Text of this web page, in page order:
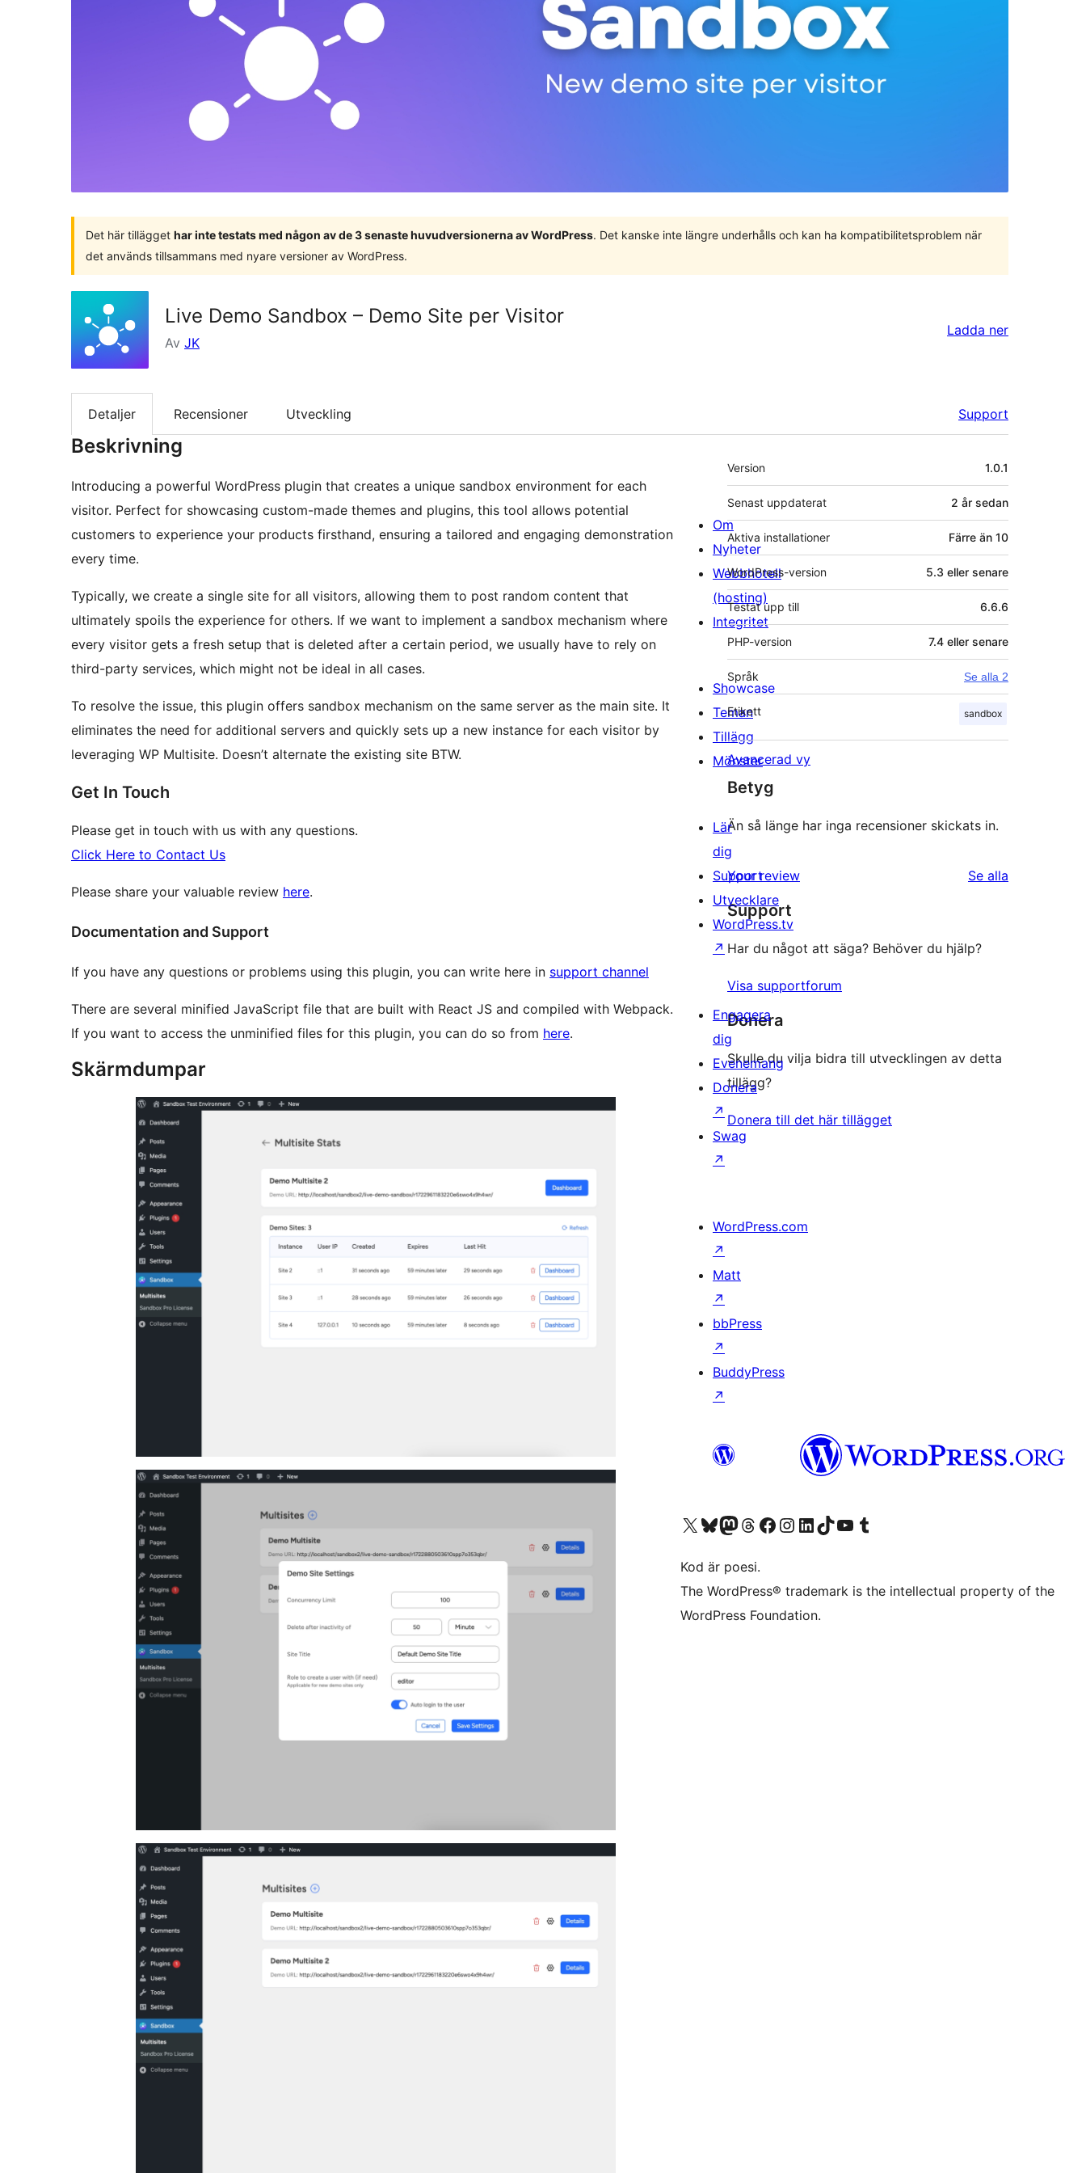
Det här tillägget har inte testats med någon av de 3 senaste huvudversionerna av WordPress. Det kanske inte längre underhålls och kan ha kompatibilitetsproblem när
det används tillsammans med nyare versioner av WordPress.
Live Demo Sandbox – Demo Site per Visitor
Av JK
Ladda ner
Detaljer Recensioner Utveckling Support
Beskrivning
Introducing a powerful WordPress plugin that creates a unique sandbox environment for each
visitor. Perfect for showcasing custom-made themes and plugins, this tool allows potential
customers to experience your products firsthand, ensuring a tailored and engaging demonstration
every time.
Typically, we create a single site for all visitors, allowing them to post random content that
ultimately spoils the experience for others. If we want to implement a sandbox mechanism where
every visitor gets a fresh setup that is deleted after a certain period, we usually have to rely on
third-party services, which might not be ideal in all cases.
To resolve the issue, this plugin offers sandbox mechanism on the same server as the main site. It
eliminates the need for additional servers and quickly sets up a new instance for each visitor by
leveraging WP Multisite. Doesn’t alternate the existing site BTW.
Get In Touch
Please get in touch with us with any questions.
Click Here to Contact Us
Please share your valuable review here.
Documentation and Support
If you have any questions or problems using this plugin, you can write here in support channel
There are several minified JavaScript file that are built with React JS and compiled with Webpack.
If you want to access the unminified files for this plugin, you can do so from here.
Skärmdumpar
Meta
Version 1.0.1
Senast uppdaterat 2 år sedan
Aktiva installationer Färre än 10
WordPress-version 5.3 eller senare
Testat upp till 6.6.6
PHP-version 7.4 eller senare
Språk Se alla 2
Etikett sandbox
Avancerad vy
Betyg
Än så länge har inga recensioner skickats in.
Your review Se alla
Support
Har du något att säga? Behöver du hjälp?
Visa supportforum
Donera
Skulle du vilja bidra till utvecklingen av detta
tillägg?
Donera till det här tillägget
Om
Nyheter
Webbhotell
(hosting)
Integritet
Showcase
Teman
Tillägg
Mönster
Lär
dig
Support
Utvecklare
WordPress.tv
↗
Engagera
dig
Evenemang
Donera
↗
Swag
↗
WordPress.com
↗
Matt
↗
bbPress
↗
BuddyPress
↗
Besök vår X-konto (f.d. Twitter)
Besök vårt Bluesky-konto
Besök vårt Mastodon-konto
Besök vårt Thread-konto
Besök vår Facebook-sidaBesök vårt Instagram-konto
Besök vårt LinkedIn-konto
Besök vårt TikTok-konto
Besök vår YouTube-kanalBesök vårt Tumblr-konto
Kod är poesi.
The WordPress® trademark is the intellectual property of the
WordPress Foundation.